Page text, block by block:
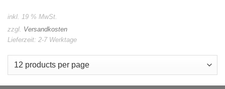
inkl. 19 % MwSt.
zzgl. Versandkosten
Lieferzeit: 2-7 Werktage